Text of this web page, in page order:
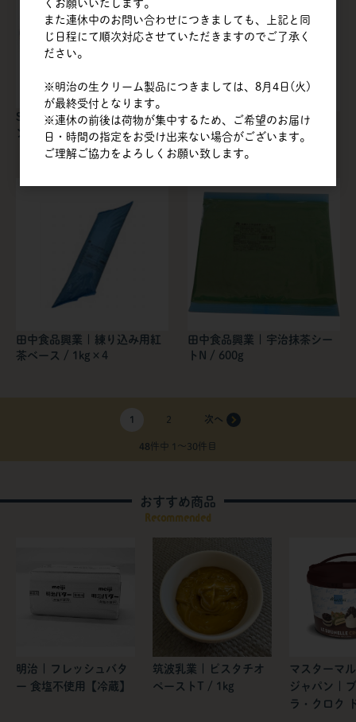
SEプリュス | フルーツガーデ
ン
SEプリュス | アールグレイ
SUPファニング
田中食品興業 | 練り込み用紅
茶ベース / 1kg×4
田中食品興業 | 宇治抹茶シー
トN / 600g
48件中 1〜30件目
1 2
おすすめ商品
Recommended
明治 | フレッシュバタ
ー 食塩不使用【冷蔵】
筑波乳業 | ピスタチオ
ペーストT / 1kg
マスターマ
ジャパン |
ラ・クロク
くお願いいたします。
また連休中のお問い合わせにつきましても、上記と同
じ日程にて順次対応させていただきますのでご了承く
ださい。
※明治の生クリーム製品につきましては、8月4日(火)
が最終受付となります。
※連休の前後は荷物が集中するため、ご希望のお届け
日・時間の指定をお受け出来ない場合がございます。
ご理解ご協力をよろしくお願い致します。